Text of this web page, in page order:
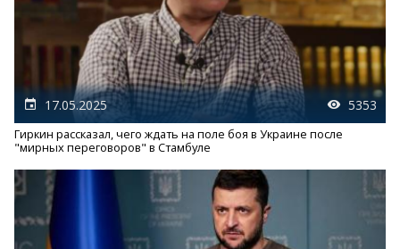
17.05.2025 5353
Гиркин рассказал, чего ждать на поле боя в Украине после
"мирных переговоров" в Стамбуле